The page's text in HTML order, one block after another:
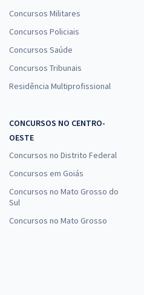
Concursos Militares
Concursos Policiais
Concursos Saúde
Concursos Tribunais
Residência Multiprofissional
CONCURSOS NO CENTRO-
OESTE
Concursos no Distrito Federal
Concursos em Goiás
Concursos no Mato Grosso do
Sul
Concursos no Mato Grosso